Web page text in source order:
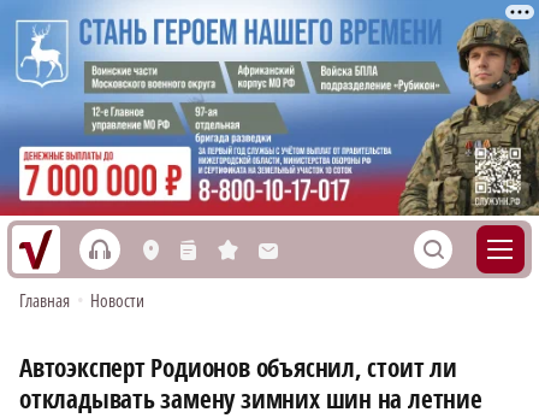
h L n s M S
Главная • Новости
Автоэксперт Родионов объяснил, стоит ли
откладывать замену зимних шин на летние